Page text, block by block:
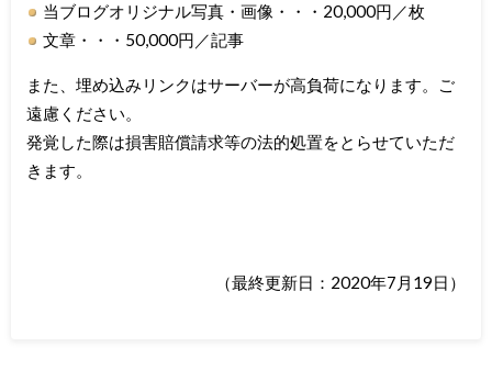
当ブログオリジナル写真・画像・・・20,000円／枚
文章・・・50,000円／記事
また、埋め込みリンクはサーバーが高負荷になります。ご
遠慮ください。
発覚した際は損害賠償請求等の法的処置をとらせていただ
きます。
（最終更新日：2020年7月19日）